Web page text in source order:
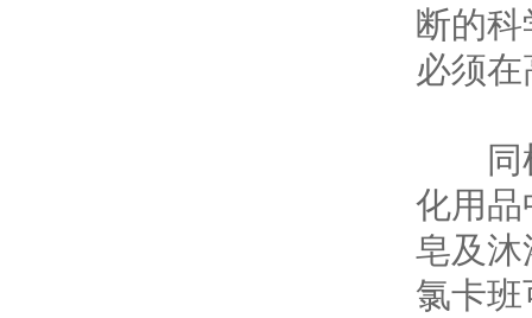
断的
必须
同样
化用品
皂及沐
氯卡